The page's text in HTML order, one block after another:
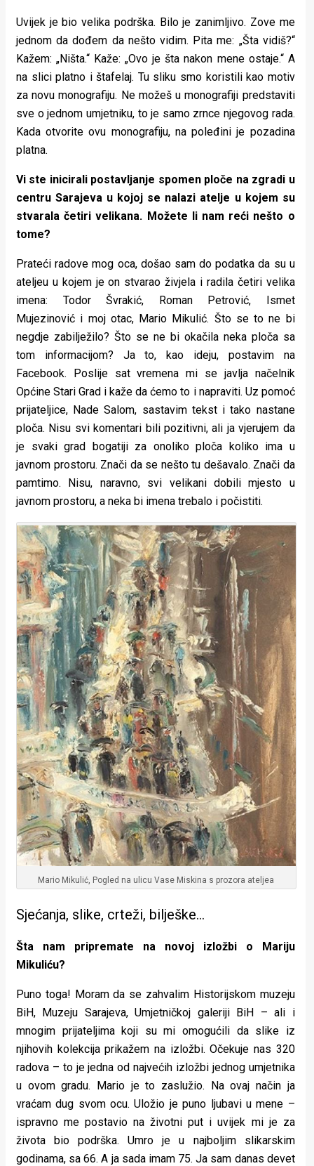
Uvijek je bio velika podrška. Bilo je zanimljivo. Zove me
jednom da dođem da nešto vidim. Pita me: „Šta vidiš?“
Kažem: „Ništa.“ Kaže: „Ovo je šta nakon mene ostaje.“ A
na slici platno i štafelaj. Tu sliku smo koristili kao motiv
za novu monografiju. Ne možeš u monografiji predstaviti
sve o jednom umjetniku, to je samo zrnce njegovog rada.
Kada otvorite ovu monografiju, na poleđini je pozadina
platna.
Vi ste inicirali postavljanje spomen ploče na zgradi u
centru Sarajeva u kojoj se nalazi atelje u kojem su
stvarala četiri velikana. Možete li nam reći nešto o
tome?
Prateći radove mog oca, došao sam do podatka da su u
ateljeu u kojem je on stvarao živjela i radila četiri velika
imena: Todor Švrakić, Roman Petrović, Ismet
Mujezinović i moj otac, Mario Mikulić. Što se to ne bi
negdje zabilježilo? Što se ne bi okačila neka ploča sa
tom informacijom? Ja to, kao ideju, postavim na
Facebook. Poslije sat vremena mi se javlja načelnik
Općine Stari Grad i kaže da ćemo to i napraviti. Uz pomoć
prijateljice, Nade Salom, sastavim tekst i tako nastane
ploča. Nisu svi komentari bili pozitivni, ali ja vjerujem da
je svaki grad bogatiji za onoliko ploča koliko ima u
javnom prostoru. Znači da se nešto tu dešavalo. Znači da
pamtimo. Nisu, naravno, svi velikani dobili mjesto u
javnom prostoru, a neka bi imena trebalo i počistiti.
Mario Mikulić, Pogled na ulicu Vase Miskina s prozora ateljea
Sjećanja, slike, crteži, bilješke…
Šta nam pripremate na novoj izložbi o Mariju
Mikuliću?
Puno toga! Moram da se zahvalim Historijskom muzeju
BiH, Muzeju Sarajeva, Umjetničkoj galeriji BiH – ali i
mnogim prijateljima koji su mi omogućili da slike iz
njihovih kolekcija prikažem na izložbi. Očekuje nas 320
radova – to je jedna od najvećih izložbi jednog umjetnika
u ovom gradu. Mario je to zaslužio. Na ovaj način ja
vraćam dug svom ocu. Uložio je puno ljubavi u mene –
ispravno me postavio na životni put i uvijek mi je za
života bio podrška. Umro je u najboljim slikarskim
godinama, sa 66. A ja sada imam 75. Ja sam danas devet